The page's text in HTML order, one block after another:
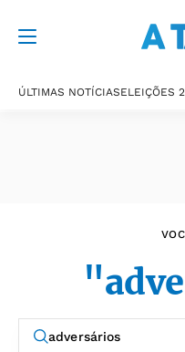
ÚLTIMAS NOTÍCIASELEIÇÕES